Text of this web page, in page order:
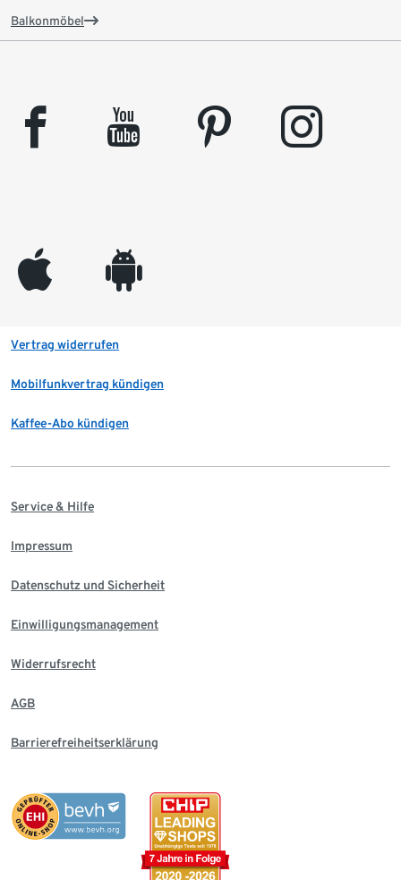
Balkonmöbel
facebook youtube pinterest instagram
appleinc android
Vertrag widerrufen
Mobilfunkvertrag kündigen
Kaffee-Abo kündigen
Service & Hilfe
Impressum
Datenschutz und Sicherheit
Einwilligungsmanagement
Widerrufsrecht
AGB
Barrierefreiheitserklärung